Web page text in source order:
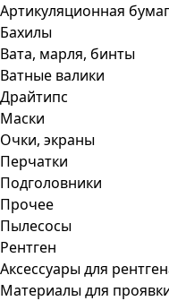
Артикуляционная
Бахилы
Вата, марля, бинты
Ватные валики
Драйтипс
Маски
Очки, экраны
Перчатки
Подголовники
Прочее
Пылесосы
Рентген
Аксессуары для
Материалы для